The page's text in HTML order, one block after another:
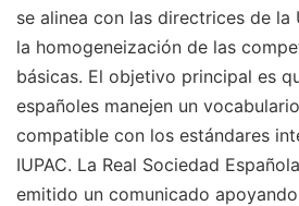
se alinea con las directrices de la
la homogeneización de las
básicas. El objetivo principal es
españoles manejen un
compatible con los estándares
IUPAC. La Real Sociedad
emitido un comunicado